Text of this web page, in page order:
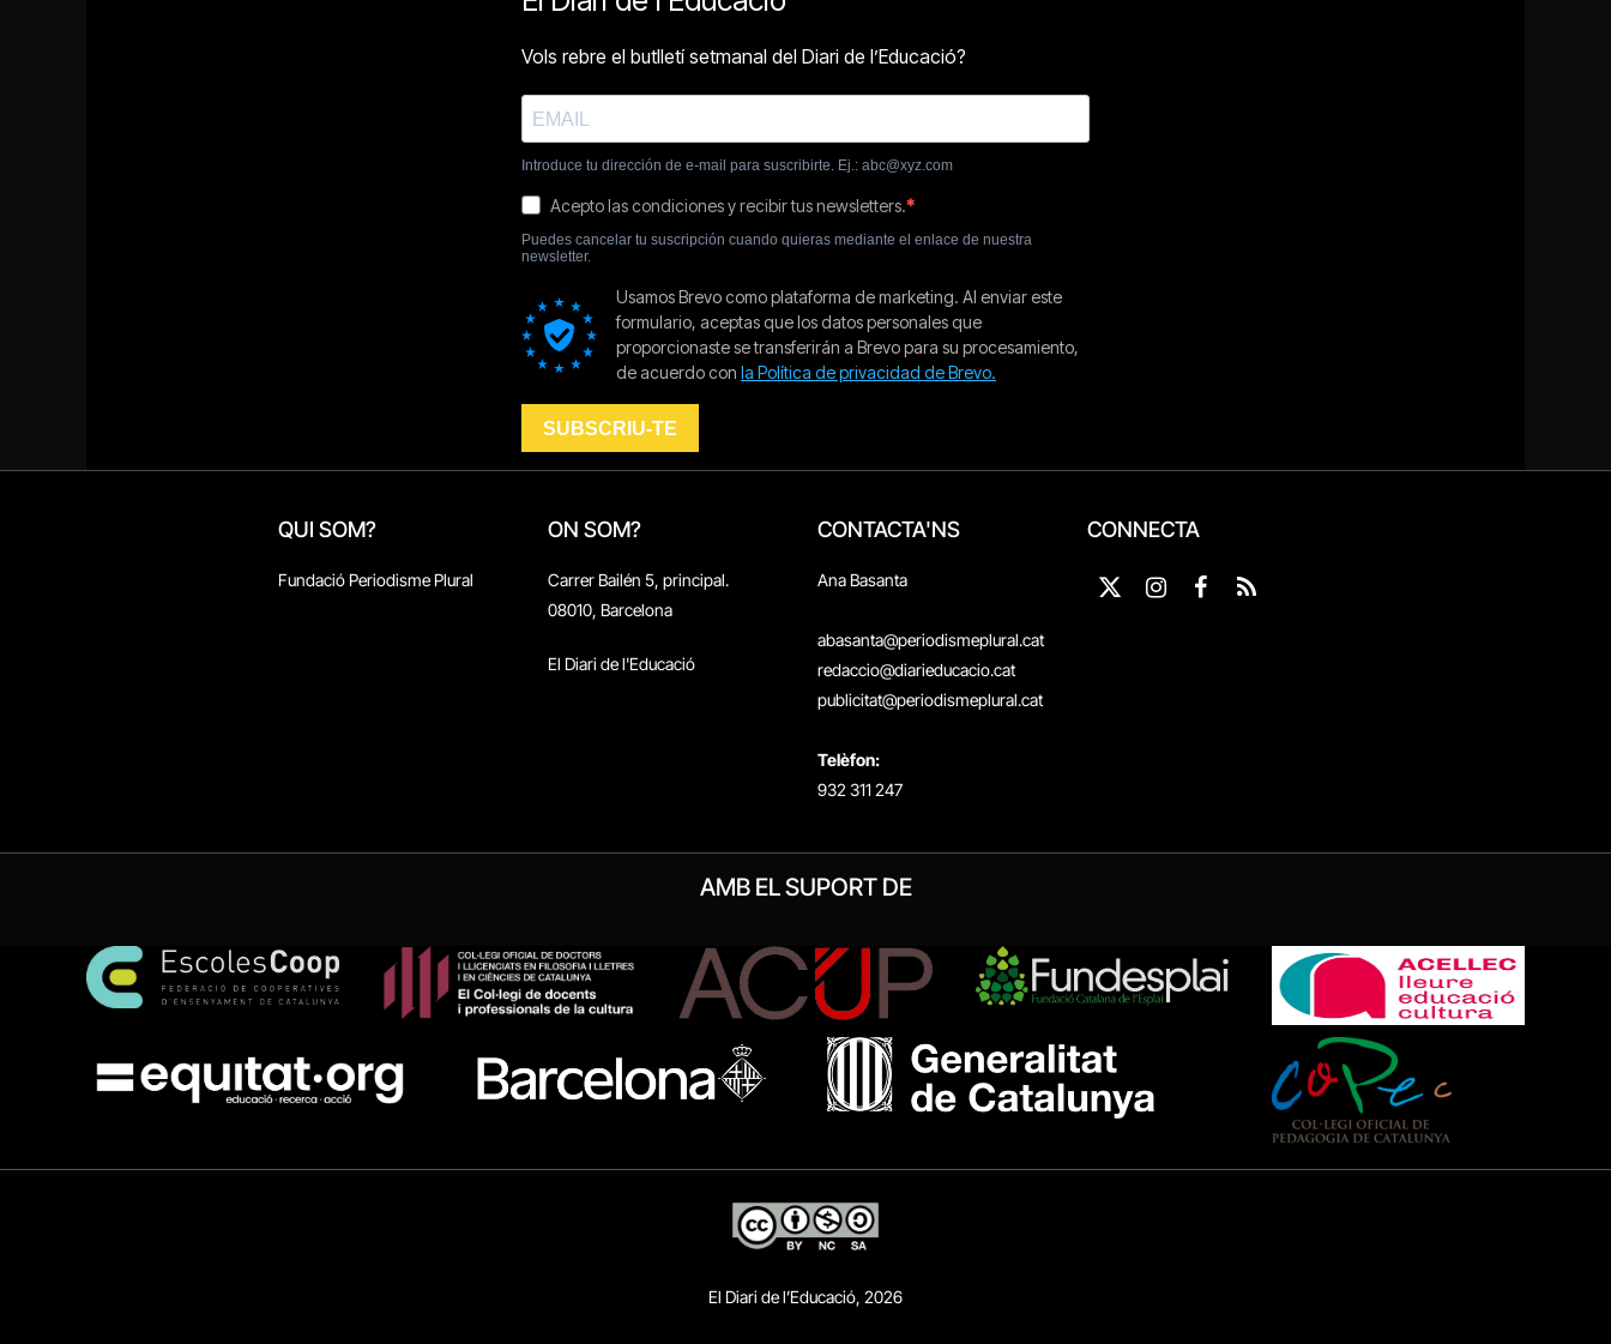
QUI SOM?
Fundació Periodisme Plural
ON SOM?
Carrer Bailén 5, principal.
08010, Barcelona
El Diari de l'Educació
CONTACTA'NS
Ana Basanta
abasanta@periodismeplural.cat
redaccio@diarieducacio.cat
publicitat@periodismeplural.cat
Telèfon:
932 311 247
CONNECTA
X
InstagramFacebook
RSS
AMB EL SUPORT DE
El Diari de l’Educació, 2026